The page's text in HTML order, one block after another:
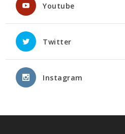
Youtube
Twitter
Instagram